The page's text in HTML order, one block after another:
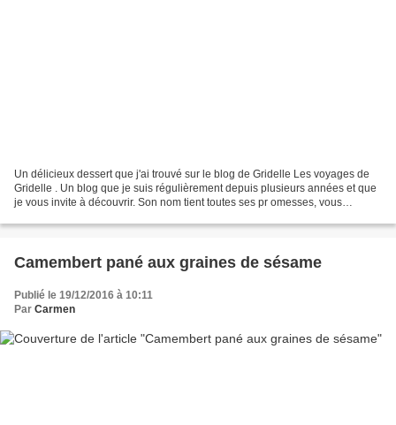
Un délicieux dessert que j'ai trouvé sur le blog de Gridelle Les voyages de
Gridelle . Un blog que je suis régulièrement depuis plusieurs années et que
je vous invite à découvrir. Son nom tient toutes ses pr omesses, vous
Camembert pané aux graines de sésame
Publié le 19/12/2016 à 10:11
Par Carmen